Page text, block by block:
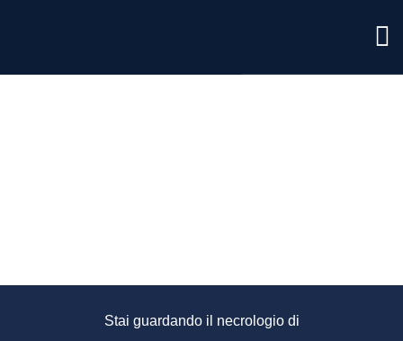
Stai guardando il necrologio di